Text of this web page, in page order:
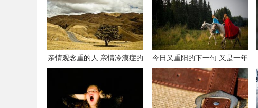
亲情观念重的人 亲情冷漠症的
人的表现
今日又重阳的下一句 又是一年
重阳节,下一句是什么